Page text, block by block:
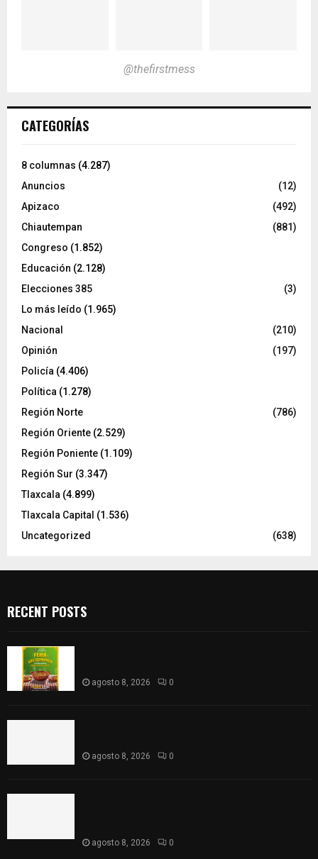
@thefirstmess
CATEGORÍAS
8 columnas (4.287)
Anuncios
(12)
Apizaco
(492)
Chiautempan
(881)
Congreso (1.852)
Educación (2.128)
Elecciones 385
(3)
Lo más leído (1.965)
Nacional
(210)
Opinión
(197)
Policía (4.406)
Política (1.278)
Región Norte
(786)
Región Oriente (2.529)
Región Poniente (1.109)
Región Sur (3.347)
Tlaxcala (4.899)
Tlaxcala Capital (1.536)
Uncategorized
(638)
RECENT POSTS
agosto 8, 2026 0
agosto 8, 2026 0
agosto 8, 2026 0